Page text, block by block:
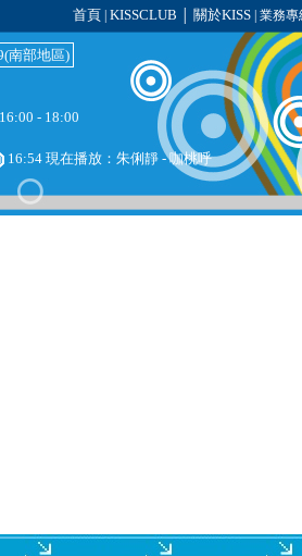
首頁 KISSCLUB 關於KISS| 業務專
南部地區)
- 18:00
16:54 現在播放： 朱俐靜- 咖桃呼